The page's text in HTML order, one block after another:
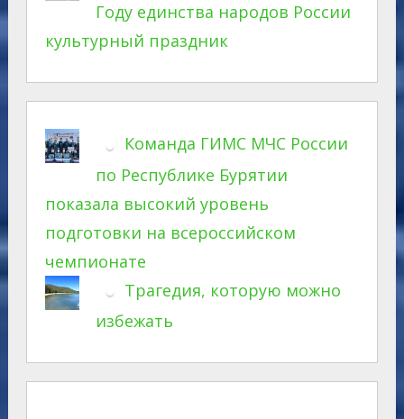
Году единства народов России
культурный праздник
Команда ГИМС МЧС России
по Республике Бурятии
показала высокий уровень
подготовки на всероссийском
чемпионате
Трагедия, которую можно
избежать